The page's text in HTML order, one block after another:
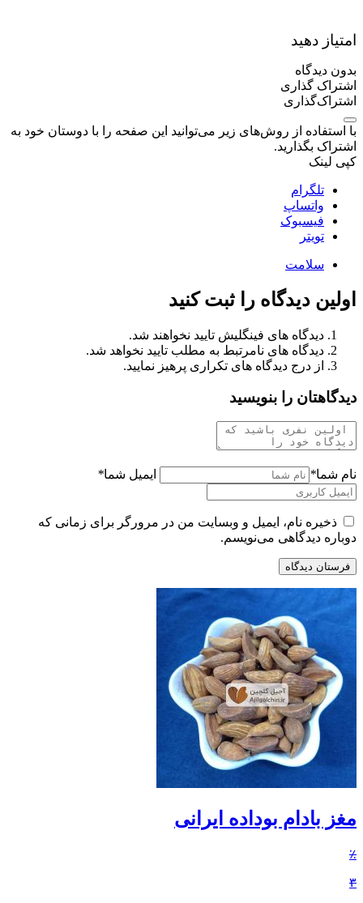
امتیاز دهید
بدون دیدگاه
اشتراک گذاری
اشتراک‌گذاری
با استفاده از روش‌های زیر می‌توانید این صفحه را با دوستان خود به
اشتراک بگذارید.
کپی لینک
تلگرام
واتساپ
فیسبوک
تویتر
سلامت
اولین دیدگاه را ثبت کنید
دیدگاه های فینگلیش تایید نخواهند شد.
دیدگاه های نامرتبط به مطلب تایید نخواهد شد.
از درج دیدگاه های تکراری پرهیز نمایید.
دیدگاهتان را بنویسید
نام شما* ایمیل شما*
ذخیره نام، ایمیل و وبسایت من در مرورگر برای زمانی که
دوباره دیدگاهی می‌نویسم.
مغز بادام بوداده ایرانی
٪
۳